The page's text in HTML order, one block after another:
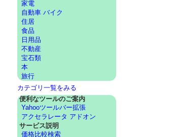
家電
自動車 バイク
住居
食品
日用品
不動産
宝石類
本
旅行
カテゴリ一覧をみる
便利なツールのご案内
Yahooツールバー拡張
アクセラレータ アドオン
サービス説明
価格比較検索